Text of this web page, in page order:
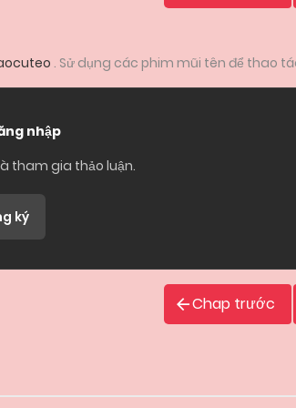
. Sử dụng các phim mũi tên để thao
nhập
tham gia thảo luận.
ký
Chap trước